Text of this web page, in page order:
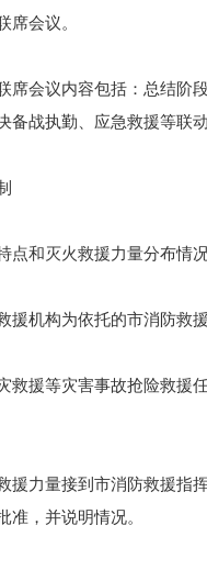
席会议。
会议内容包括：总结阶段
备战执勤、应急救援等联
和灭火救援力量分布情况
机构为依托的市消防救
援等灾害事故抢险救援任
力量接到市消防救援指挥
准，并说明情况。